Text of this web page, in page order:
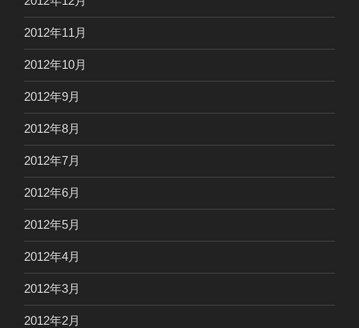
2012年11月
2012年10月
2012年9月
2012年8月
2012年7月
2012年6月
2012年5月
2012年4月
2012年3月
2012年2月